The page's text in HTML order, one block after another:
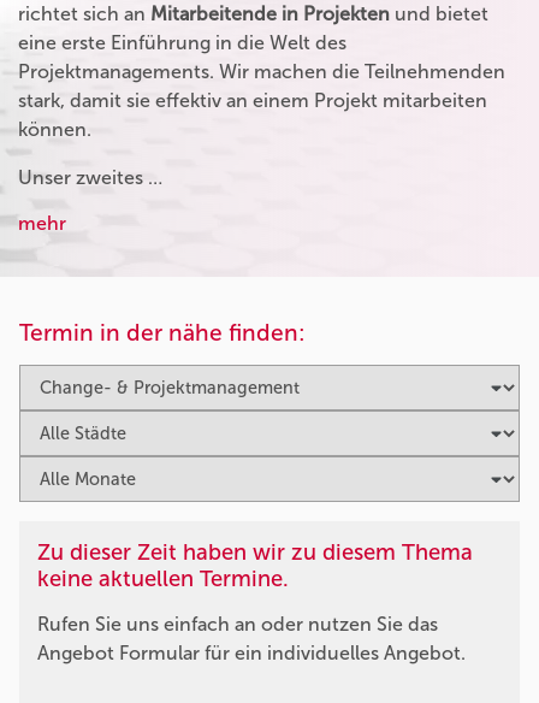
richtet sich an Mitarbeitende in Projekten und bietet
eine erste Einführung in die Welt des
Projektmanagements. Wir machen die Teilnehmenden
stark, damit sie effektiv an einem Projekt mitarbeiten
können.
Unser zweites …
mehr
Termin in der nähe finden:
Zu dieser Zeit haben wir zu diesem Thema
keine aktuellen Termine.
Rufen Sie uns einfach an oder nutzen Sie das
Angebot Formular für ein individuelles Angebot.